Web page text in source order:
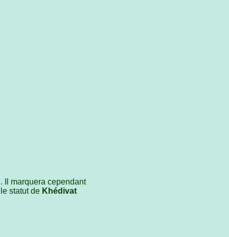
Il marquera cependant
statut de Khédivat